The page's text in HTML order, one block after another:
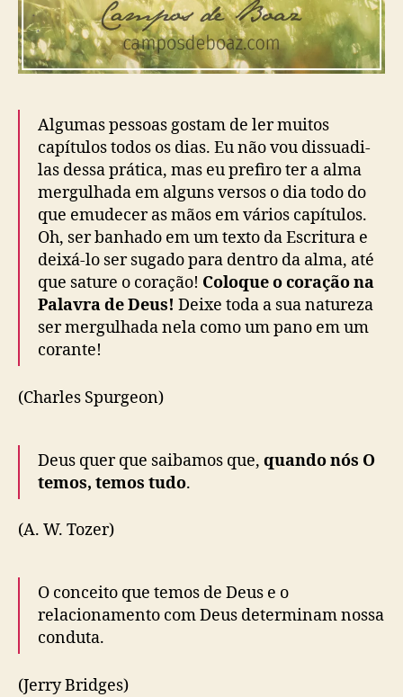
Algumas pessoas gostam de ler muitos
capítulos todos os dias. Eu não vou dissuadi-
las dessa prática, mas eu prefiro ter a alma
mergulhada em alguns versos o dia todo do
que emudecer as mãos em vários capítulos.
Oh, ser banhado em um texto da Escritura e
deixá-lo ser sugado para dentro da alma, até
que sature o coração! Coloque o coração na
Palavra de Deus! Deixe toda a sua natureza
ser mergulhada nela como um pano em um
corante!
(Charles Spurgeon)
Deus quer que saibamos que, quando nós O
temos, temos tudo.
(A. W. Tozer)
O conceito que temos de Deus e o
relacionamento com Deus determinam nossa
conduta.
(Jerry Bridges)